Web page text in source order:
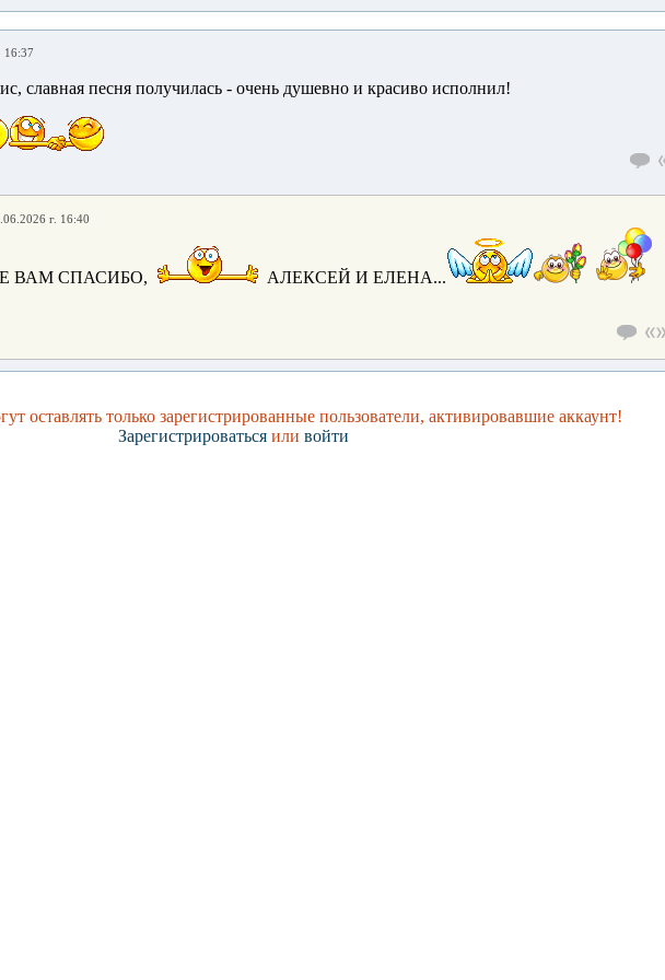
16:37
славная песня получилась - очень душевно и красиво исполнил!
г. 16:40
ВАМ СПАСИБО, АЛЕКСЕЙ И ЕЛЕНА...
оставлять только зарегистрированные пользователи, активировавшие аккаунт!
Зарегистрироваться или войти